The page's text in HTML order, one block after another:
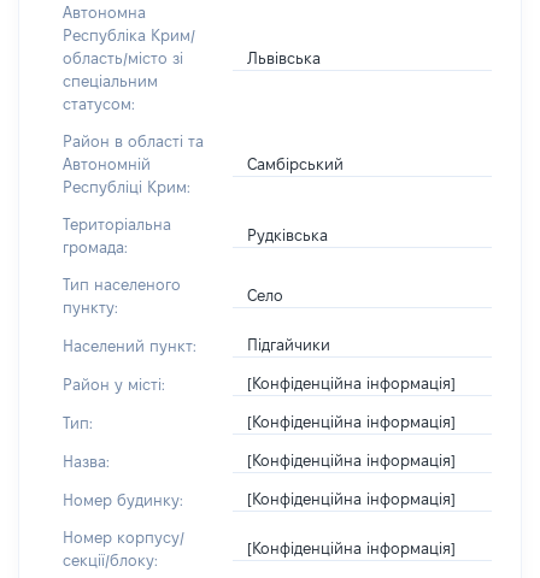
Автономна
Республіка Крим/
область/місто зі
спеціальним
статусом:
Львівська
Район в області та
Автономній
Республіці Крим:
Самбірський
Територіальна
громада:
Рудківська
Тип населеного
пункту:
Село
Населений пункт: Підгайчики
Район у місті: [Конфіденційна інформація]
Тип: [Конфіденційна інформація]
Назва: [Конфіденційна інформація]
Номер будинку: [Конфіденційна інформація]
Номер корпусу/
секції/блоку:
[Конфіденційна інформація]